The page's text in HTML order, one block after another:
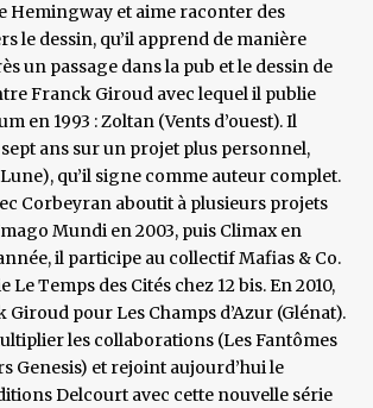
Hemingway et aime raconter des
le dessin, qu’il apprend de manière
un passage dans la pub et le dessin de
Franck Giroud avec lequel il publie
en 1993 : Zoltan (Vents d’ouest). Il
ans sur un projet plus personnel,
qu’il signe comme auteur complet.
Corbeyran aboutit à plusieurs projets
Mundi en 2003, puis Climax en
il participe au collectif Mafias & Co.
Le Temps des Cités chez 12 bis. En 2010,
pour Les Champs d’Azur (Glénat).
les collaborations (Les Fantômes
Genesis) et rejoint aujourd’hui le
Delcourt avec cette nouvelle série